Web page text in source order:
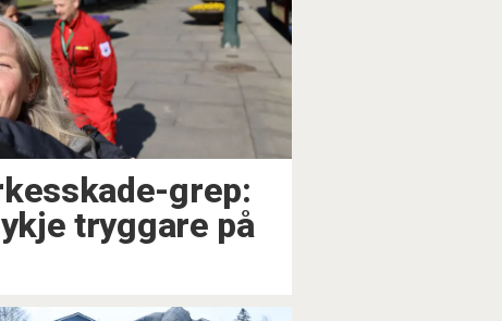
grep:
tryggare på